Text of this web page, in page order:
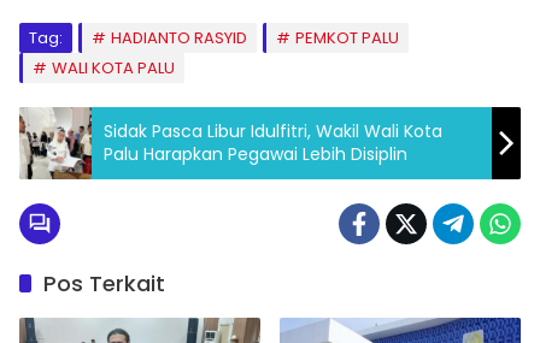
Tag: HADIANTO RASYID
PEMKOT PALU
WALI KOTA PALU
Sidak Pasca Libur Idulfitri, Wakil Wali Kota
Palu Harapkan Pegawai Lebih Disiplin
Pos Terkait